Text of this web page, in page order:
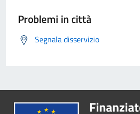
Problemi in città
Segnala disservizio